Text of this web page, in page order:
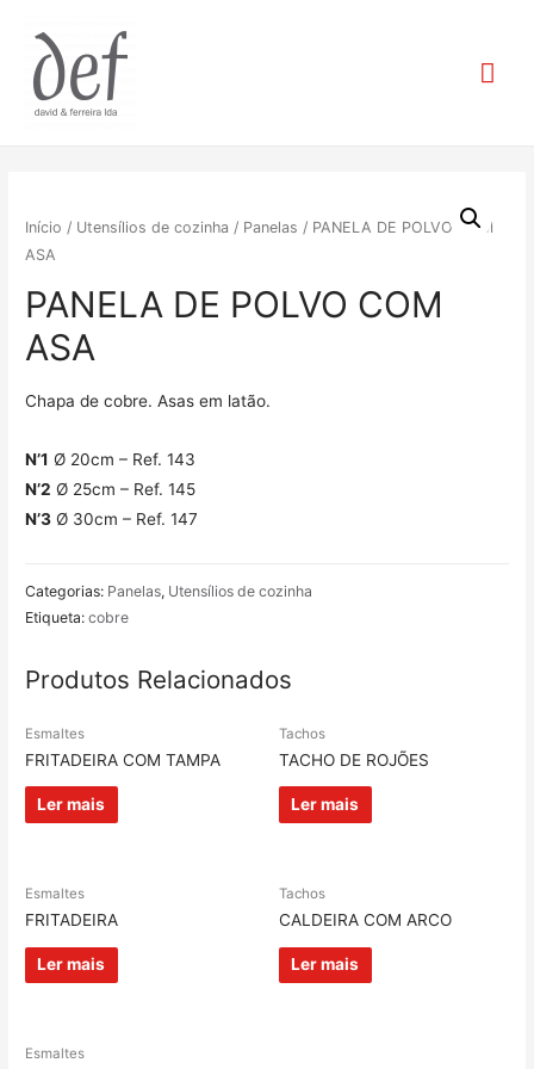
Início / Utensílios de cozinha / Panelas / PANELA DE POLVO COM
ASA
PANELA DE POLVO COM
ASA
Chapa de cobre. Asas em latão.
N’1 Ø 20cm – Ref. 143
N’2 Ø 25cm – Ref. 145
N’3 Ø 30cm – Ref. 147
Categorias: Panelas, Utensílios de cozinha
Etiqueta:cobre
Produtos Relacionados
Esmaltes
FRITADEIRA COM TAMPA
Ler mais
Tachos
TACHO DE ROJÕES
Ler mais
Esmaltes
FRITADEIRA
Ler mais
Tachos
CALDEIRA COM ARCO
Ler mais
Esmaltes